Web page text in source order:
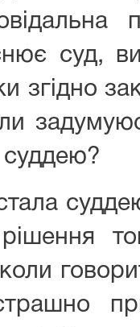
суд,
згідно